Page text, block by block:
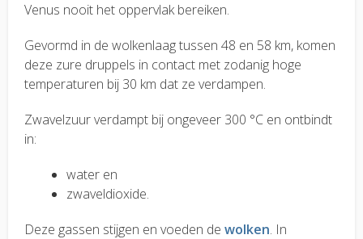
Venus nooit het oppervlak bereiken.
Gevormd in de wolkenlaag tussen 48 en 58 km, komen
deze zure druppels in contact met zodanig hoge
temperaturen bij 30 km dat ze verdampen.
Zwavelzuur verdampt bij ongeveer 300 °C en ontbindt
in:
water en
zwaveldioxide.
Deze gassen stijgen en voeden de wolken. In